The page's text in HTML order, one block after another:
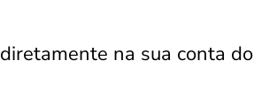
na sua conta do